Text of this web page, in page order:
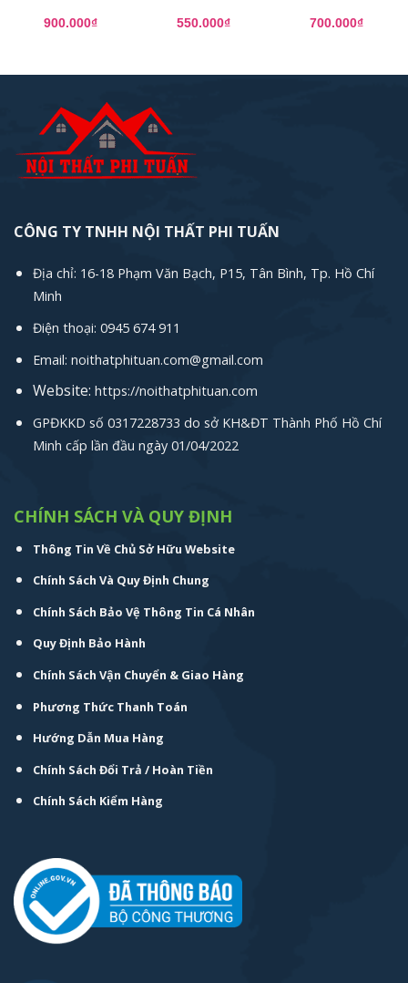
900.000₫ 550.000₫ 700.000₫
CÔNG TY TNHH NỘI THẤT PHI TUẤN
Địa chỉ: 16-18 Phạm Văn Bạch, P15, Tân Bình, Tp. Hồ Chí
Minh
Điện thoại: 0945 674 911
Email: noithatphituan.com@gmail.com
Website: https://noithatphituan.com
GPĐKKD số 0317228733 do sở KH&ĐT Thành Phố Hồ Chí
Minh cấp lần đầu ngày 01/04/2022
CHÍNH SÁCH VÀ QUY ĐỊNH
Thông Tin Về Chủ Sở Hữu Website
Chính Sách Và Quy Định Chung
Chính Sách Bảo Vệ Thông Tin Cá Nhân
Quy Định Bảo Hành
Chính Sách Vận Chuyển & Giao Hàng
Phương Thức Thanh Toán
Hướng Dẫn Mua Hàng
Chính Sách Đổi Trả / Hoàn Tiền
Chính Sách Kiểm Hàng